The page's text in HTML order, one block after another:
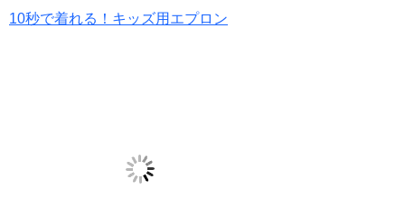
10秒で着れる！キッズ用エプロン